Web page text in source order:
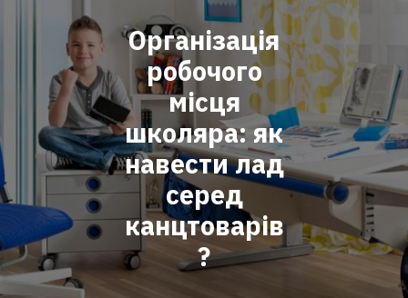
Організація
робочого
місця
школяра: як
навести лад
серед
канцтоварів
?